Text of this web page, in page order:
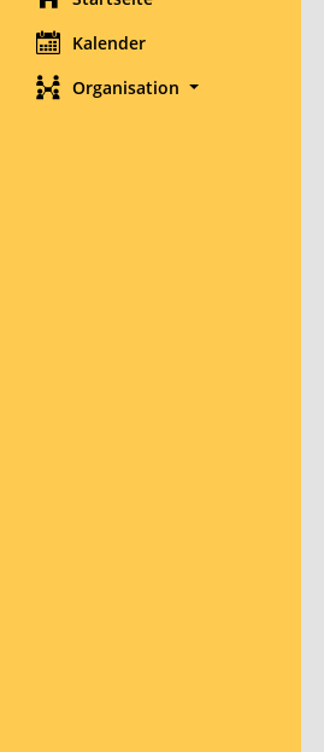
Kalender
Organisation